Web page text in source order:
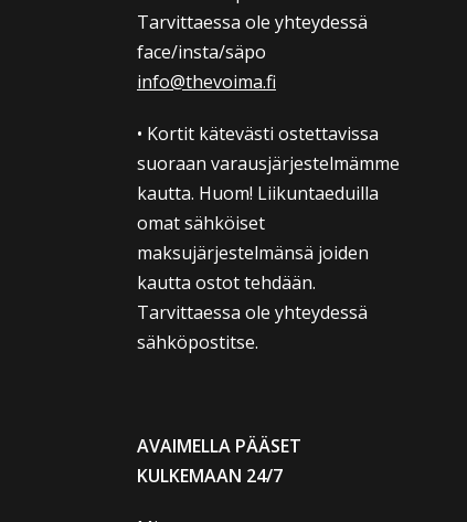
Tarvittaessa ole yhteydessä
face/insta/säpo
info@thevoima.fi
• Kortit kätevästi ostettavissa
suoraan varausjärjestelmämme
kautta. Huom! Liikuntaeduilla
omat sähköiset
maksujärjestelmänsä joiden
kautta ostot tehdään.
Tarvittaessa ole yhteydessä
sähköpostitse.
AVAIMELLA PÄÄSET
KULKEMAAN 24/7